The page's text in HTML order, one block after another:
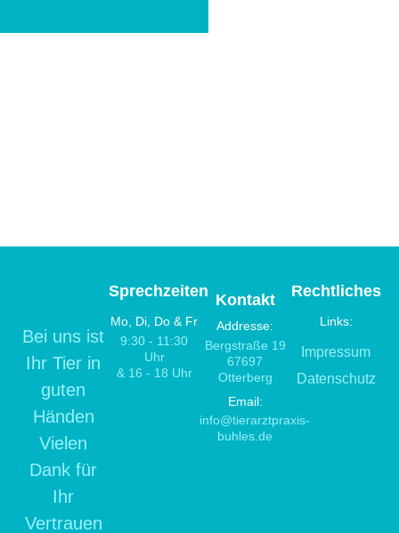
Bei uns ist
Ihr Tier in
guten
Händen
Vielen
Dank für
Ihr
Vertrauen
Sprechzeiten
Mo, Di, Do & Fr
9:30 - 11:30
Uhr
& 16 - 18 Uhr
Kontakt
Addresse:
Bergstraße 19
67697
Otterberg
Email:
info@tierarztpraxis-
buhles.de
Rechtliches
Links:
Impressum
Datenschutz